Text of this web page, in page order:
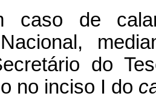
caso de
do
no inciso I do